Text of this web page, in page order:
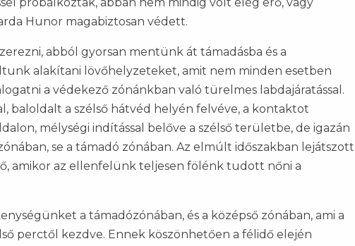
próbálkoztak, abban nem mindig volt elég erő, vagy
Hunor magabiztosan védett.
abból gyorsan mentünk át támadásba és a
alakítani lövőhelyzeteket, amit nem minden esetben
a védekező zónánkban való türelmes labdajáratással.
baloldalt a szélső hátvéd helyén felvéve, a kontaktot
mélységi indítással belőve a szélső területbe, de igazán
se a támadó zónában. Az elmúlt időszakban lejátszott
amikor az ellenfelünk teljesen fölénk tudott nőni a
a támadózónában, és a középső zónában, ami a
perctől kezdve. Ennek köszönhetően a félidő elején